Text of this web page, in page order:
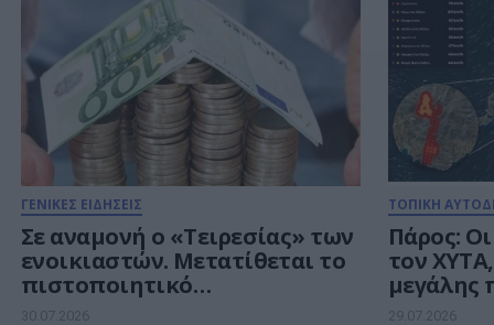
ΓΕΝΙΚΕΣ ΕΙΔΗΣΕΙΣ
Σε αναμονή ο «Τειρεσίας» των
ενοικιαστών. Μετατίθεται το
πιστοποιητικό
φερεγγυότητας
30.07.2026
ΤΟΠΙΚΗ
Πάρος:
τον
μεγάλης
29.07.2026